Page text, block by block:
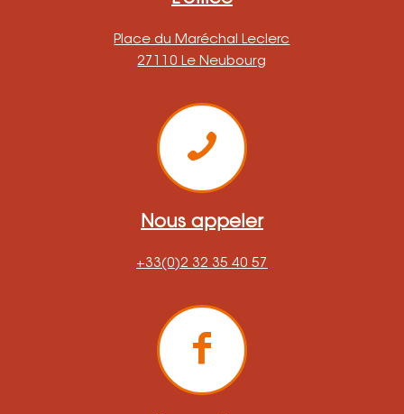
Place du Maréchal Leclerc
27110 Le Neubourg
Nous appeler
+33(0)2 32 35 40 57